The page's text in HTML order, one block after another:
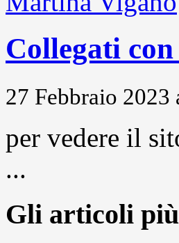
Collegati
27 Febbraio 2023
per vedere il
...
Gli articoli